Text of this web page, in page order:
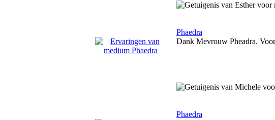
Phaedra
Dank Mevrouw Pheadra.
Phaedra